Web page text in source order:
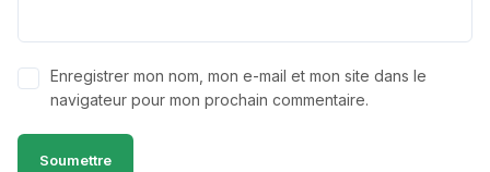
Enregistrer mon nom, mon e-mail et mon site dans le
navigateur pour mon prochain commentaire.